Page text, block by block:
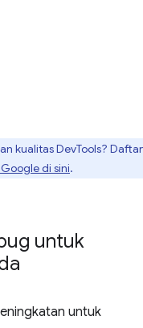
kualitas DevTools? Daftar
di sini.
untuk
untuk